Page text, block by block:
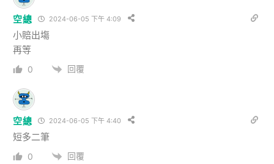
空總 2024-06-05 下午 4:09
小賠出塲
再等
0 回覆
空總 2024-06-05 下午 4:40
短多二筆
0 回覆